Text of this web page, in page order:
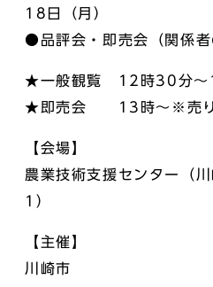
18日（月）
●品評会・即売会（関係者
★一般観覧 12時30分～
★即売会 13時～※売り
【会場】
農業技術支援センター（
1）
【主催】
川崎市